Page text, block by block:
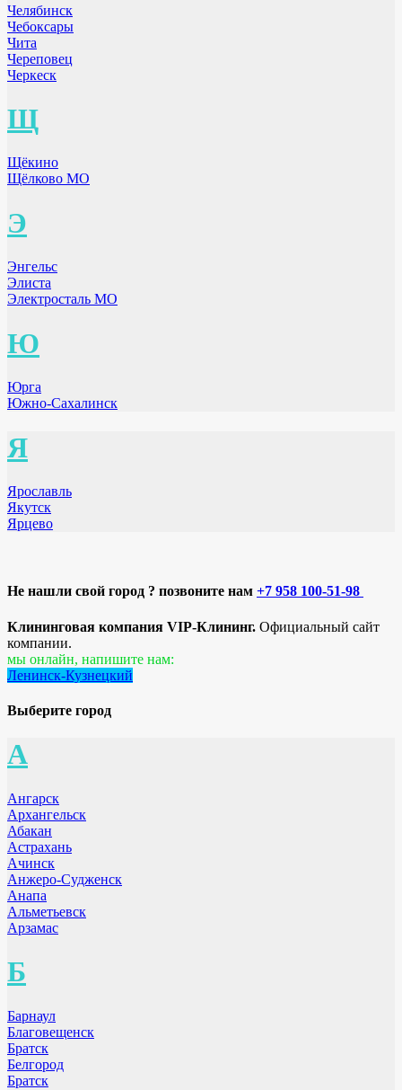
Челябинск
Чебоксары
Чита
Череповец
Черкеск
Щ
Щёкино
Щёлково МО
Э
Энгельс
Элиста
Электросталь МО
Ю
Юрга
Южно-Сахалинск
Я
Ярославль
Якутск
Ярцево
Не нашли свой город ? позвоните нам +7 958 100-51-98
Клининговая компания VIP-Клининг. Официальный сайт
компании.
мы онлайн, напишите нам:
Ленинск-Кузнецкий
Выберите город
А
Ангарск
Архангельск
Абакан
Астрахань
Ачинск
Анжеро-Судженск
Анапа
Альметьевск
Арзамас
Б
Барнаул
Благовещенск
Братск
Белгород
Братск